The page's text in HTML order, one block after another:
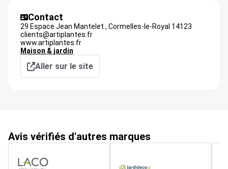
Contact
29 Espace Jean Mantelet , Cormelles-le-Royal 14123
clients@artiplantes.fr
www.artiplantes.fr
Maison & jardin
Aller sur le site
Avis vérifiés d'autres marques